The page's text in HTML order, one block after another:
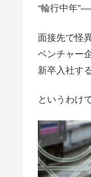
“輪行中年
面接先で怪
ベンチャー
新卒入社す
というわけ